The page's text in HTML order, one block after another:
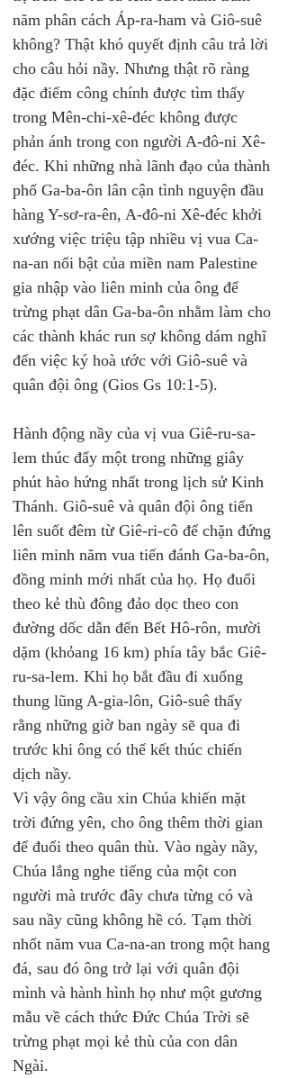
năm phân cách Áp-ra-ham và Giô-suê
không? Thật khó quyết định câu trả lời
cho câu hỏi nầy. Nhưng thật rõ ràng
đặc điểm công chính được tìm thấy
trong Mên-chi-xê-đéc không được
phản ánh trong con người A-đô-ni Xê-
đéc. Khi những nhà lãnh đạo của thành
phố Ga-ba-ôn lân cận tình nguyện đầu
hàng Y-sơ-ra-ên, A-đô-ni Xê-đéc khởi
xướng việc triệu tập nhiều vị vua Ca-
na-an nổi bật của miền nam Palestine
gia nhập vào liên minh của ông để
trừng phạt dân Ga-ba-ôn nhằm làm cho
các thành khác run sợ không dám nghĩ
đến việc ký hoà ước với Giô-suê và
quân đội ông (Gios Gs 10:1-5).
Hành động nầy của vị vua Giê-ru-sa-
lem thúc đẩy một trong những giây
phút hào hứng nhất trong lịch sử Kinh
Thánh. Giô-suê và quân đội ông tiến
lên suốt đêm từ Giê-ri-cô để chặn đứng
liên minh năm vua tiến đánh Ga-ba-ôn,
đồng minh mới nhất của họ. Họ đuổi
theo kẻ thù đông đảo dọc theo con
đường dốc dẫn đến Bết Hô-rôn, mười
dặm (khỏang 16 km) phía tây bắc Giê-
ru-sa-lem. Khi họ bắt đầu đi xuống
thung lũng A-gia-lôn, Giô-suê thấy
rằng những giờ ban ngày sẽ qua đi
trước khi ông có thể kết thúc chiến
dịch nầy.
Vì vậy ông cầu xin Chúa khiến mặt
trời đứng yên, cho ông thêm thời gian
để đuổi theo quân thù. Vào ngày nầy,
Chúa lắng nghe tiếng của một con
người mà trước đây chưa từng có và
sau nầy cũng không hề có. Tạm thời
nhốt năm vua Ca-na-an trong một hang
đá, sau đó ông trở lại với quân đội
mình và hành hình họ như một gương
mẫu về cách thức Đức Chúa Trời sẽ
trừng phạt mọi kẻ thù của con dân
Ngài.